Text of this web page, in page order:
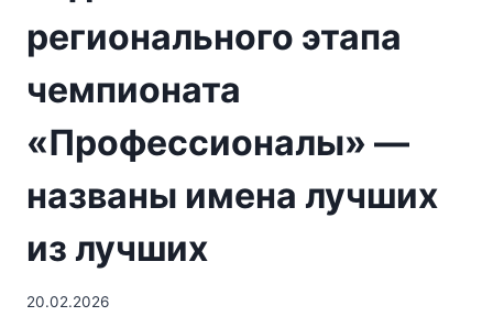
регионального этапа
чемпионата
«Профессионалы» —
названы имена лучших
из лучших
20.02.2026